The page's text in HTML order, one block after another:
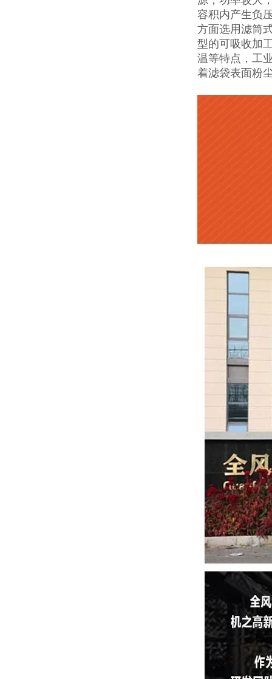
容积内产生负
方面选用滤筒
型的可吸收加
温等特点，工
着滤袋表面粉